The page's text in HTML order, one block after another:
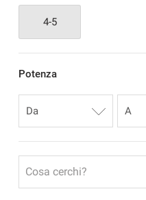
4-5
Potenza
Cosa cerchi?